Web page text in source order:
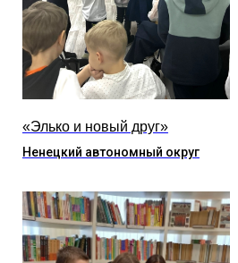
«Элько и новый друг»
Ненецкий автономный округ